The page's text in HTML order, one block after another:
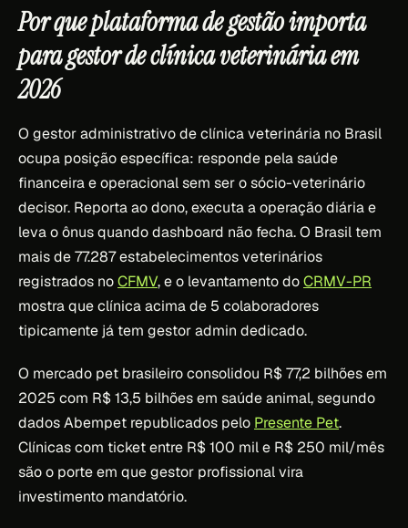
Por que plataforma de gestão importa
para gestor de clínica veterinária em
2026
O gestor administrativo de clínica veterinária no Brasil
ocupa posição específica: responde pela saúde
financeira e operacional sem ser o sócio-veterinário
decisor. Reporta ao dono, executa a operação diária e
leva o ônus quando dashboard não fecha. O Brasil tem
mais de 77.287 estabelecimentos veterinários
registrados noCFMV, e o levantamento doCRMV-PR
mostra que clínica acima de 5 colaboradores
tipicamente já tem gestor admin dedicado.
O mercado pet brasileiro consolidou R$ 77,2 bilhões em
2025 com R$ 13,5 bilhões em saúde animal, segundo
dados Abempet republicados pelo Presente Pet.
Clínicas com ticket entre R$ 100 mil e R$ 250 mil/mês
são o porte em que gestor profissional vira
investimento mandatório.